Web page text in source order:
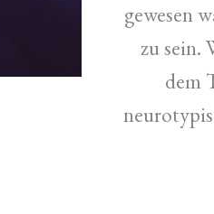
gewesen
zu sein.
dem